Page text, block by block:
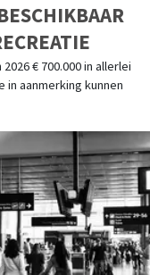
€ 700.000 in allerlei
aanmerking kunnen